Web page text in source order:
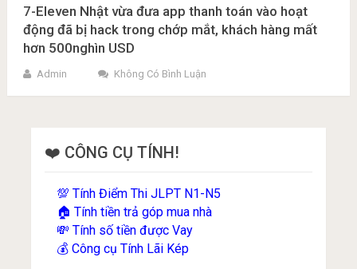
7-Eleven Nhật vừa đưa app thanh toán vào hoạt
động đã bị hack trong chớp mắt, khách hàng mất
hơn 500nghìn USD
Admin Không Có Bình Luận
❤️ CÔNG CỤ TÍNH!
💯Tính Điểm Thi JLPT N1-N5
🏠Tính tiền trả góp mua nhà
💸Tính số tiền được Vay
💰Công cụ Tính Lãi Kép